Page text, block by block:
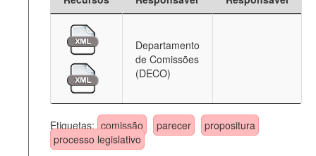
Departamento
de Comissões
(DECO)
Etiquetas: comissão parecer
propositura
processo legislativo